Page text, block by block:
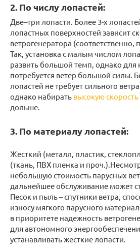
2. По числу лопастей:
Две–три лопасти. Более 3-х
лопастных поверхностей зависит
ветрогенератора (соответственно,
Так, установка с малым числом
развить большой темп, однако для
потребуется ветер большой силы.
лопастей не требует сильного
однако набирать высокую
дольше.
3. По материалу лопастей:
Жесткий (металл, пластик,
(ткань, ПВХ пленка и
небольшую стоимость парусных
дальнейшее обслуживание может
Песок и пыль – спутники ветра,
износу мягкого парусного
в приоритете надежность
для автономного
устанавливать жесткие лопасти.